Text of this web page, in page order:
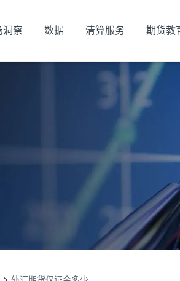
洞察 数据 清算服务 期货教